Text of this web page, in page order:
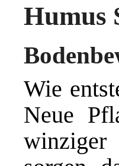
Humus
Wie
Neue